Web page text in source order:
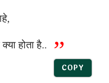
होता है..
COPY